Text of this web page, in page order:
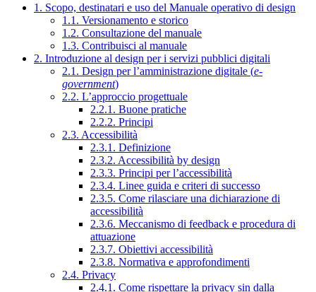
1. Scopo, destinatari e uso del Manuale operativo di design
1.1. Versionamento e storico
1.2. Consultazione del manuale
1.3. Contribuisci al manuale
2. Introduzione al design per i servizi pubblici digitali
2.1. Design per l’amministrazione digitale (e-
government)
2.2. L’approccio progettuale
2.2.1. Buone pratiche
2.2.2. Principi
2.3. Accessibilità
2.3.1. Definizione
2.3.2. Accessibilità by design
2.3.3. Principi per l’accessibilità
2.3.4. Linee guida e criteri di successo
2.3.5. Come rilasciare una dichiarazione di
accessibilità
2.3.6. Meccanismo di feedback e procedura di
attuazione
2.3.7. Obiettivi accessibilità
2.3.8. Normativa e approfondimenti
2.4. Privacy
2.4.1. Come rispettare la privacy sin dalla